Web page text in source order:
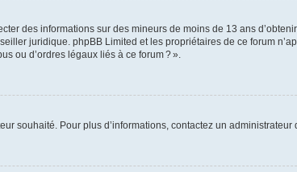
des informations sur des mineurs de moins de 13 ans
juridique. phpBB Limited et les propriétaires de ce forum
ou d’ordres légaux liés à ce forum ? ».
souhaité. Pour plus d’informations, contactez un administrateur